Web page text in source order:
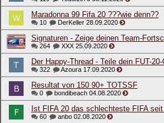
Maradonna 99 Fifa 20 ???wie denn??
10 DerKeller 28.09.2020
Signaturen - Zeige deinen Team-
264 XXX 25.09.2020
Der Happy-Thread - Teile dein FUT-
322 Azoura 17.09.2020
Resultat von 150 90+ TOTSSF
0 bondibeach 04.08.2020
Ist FIFA 20 das schlechteste FIFA
60 anbo 02.08.2020